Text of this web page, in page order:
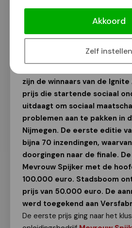
Akkoord
Zelf instellen
Stadsboom wint
Van onze redactie
zijn de winnaars van de Ignite
prijs die startende sociaal
uitdaagt om sociaal
problemen aan te pakken in
Nijmegen. De eerste editie
bijna 70 inzendingen,
doorgingen naar de finale.
Mevrouw Spijker met de
100.000 euro. Stadsboom
prijs van 50.000 euro. De
werd toegekend aan
De eerste prijs ging naar het